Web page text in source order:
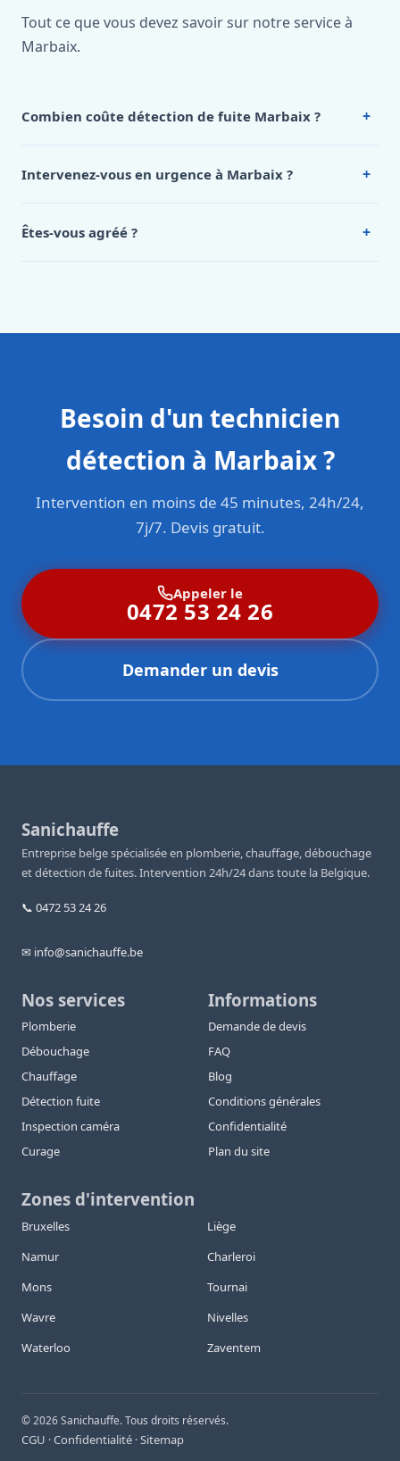
Tout ce que vous devez savoir sur notre service à
Marbaix.
Combien coûte détection de fuite Marbaix ? +
Marbaix, appelez le 0472 53 24 26.
Intervenez-vous en urgence à Marbaix ? +
Êtes-vous agréé ? +
Besoin d'un technicien
détection à Marbaix ?
Intervention en moins de 45 minutes, 24h/24,
7j/7. Devis gratuit.
Appeler le
0472 53 24 26
Demander un devis
Sanichauffe
Entreprise belge spécialisée en plomberie, chauffage, débouchage
et détection de fuites. Intervention 24h/24 dans toute la Belgique.
📞 0472 53 24 26
✉ info@sanichauffe.be
Nos services
Plomberie
Débouchage
Chauffage
Détection fuite
Inspection caméra
Curage
Informations
Demande de devis
FAQ
Blog
Conditions générales
Confidentialité
Plan du site
Zones d'intervention
Bruxelles
Liège
Namur
Charleroi
Mons
Tournai
Wavre
Nivelles
Waterloo
Zaventem
©2026Sanichauffe. Tous droits réservés.
CGU ·Confidentialité ·Sitemap